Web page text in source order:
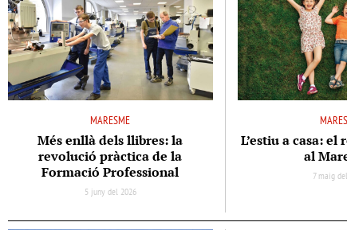
MARESME
Més enllà dels llibres: la
revolució pràctica de la
Formació Professional
5 juny del 2026
L’estiu a casa: el
al
7 maig